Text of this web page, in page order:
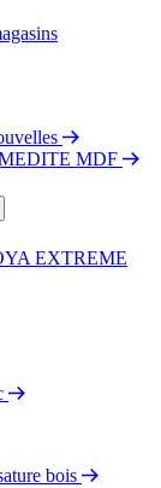
MEDITE MDF
EXTREME
bois